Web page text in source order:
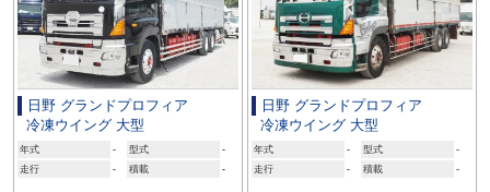
日野 グランドプロフィア
冷凍ウイング 大型
年式 - 型式
-
走行
- 積載 -
日野 グランドプロフィア
冷凍ウイング 大型
年式 - 型式
-
走行
- 積載 -